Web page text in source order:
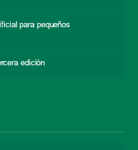
para pequeños
edición